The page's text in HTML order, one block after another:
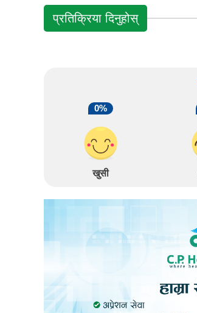
प्रतिक्रिया दिनुहोस्
0%
खुसी